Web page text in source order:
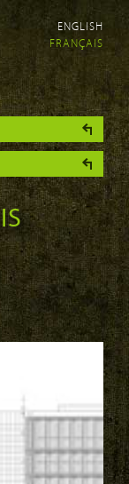
ENGLISH
FRANÇAIS